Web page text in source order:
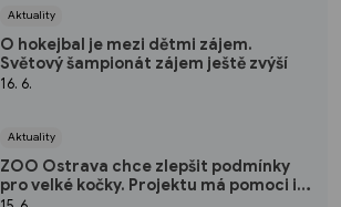
Aktuality
O hokejbal je mezi dětmi zájem.
Světový šampionát zájem ještě zvýší
16. 6.
Aktuality
ZOO Ostrava chce zlepšit podmínky
pro velké kočky. Projektu má pomoci i